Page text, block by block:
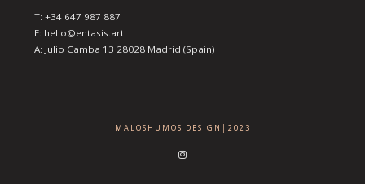
T: +34 647 987 887
E: hello@entasis.art
A: Julio Camba 13 28028 Madrid (Spain)
MALOSHUMOS DESIGN│2023